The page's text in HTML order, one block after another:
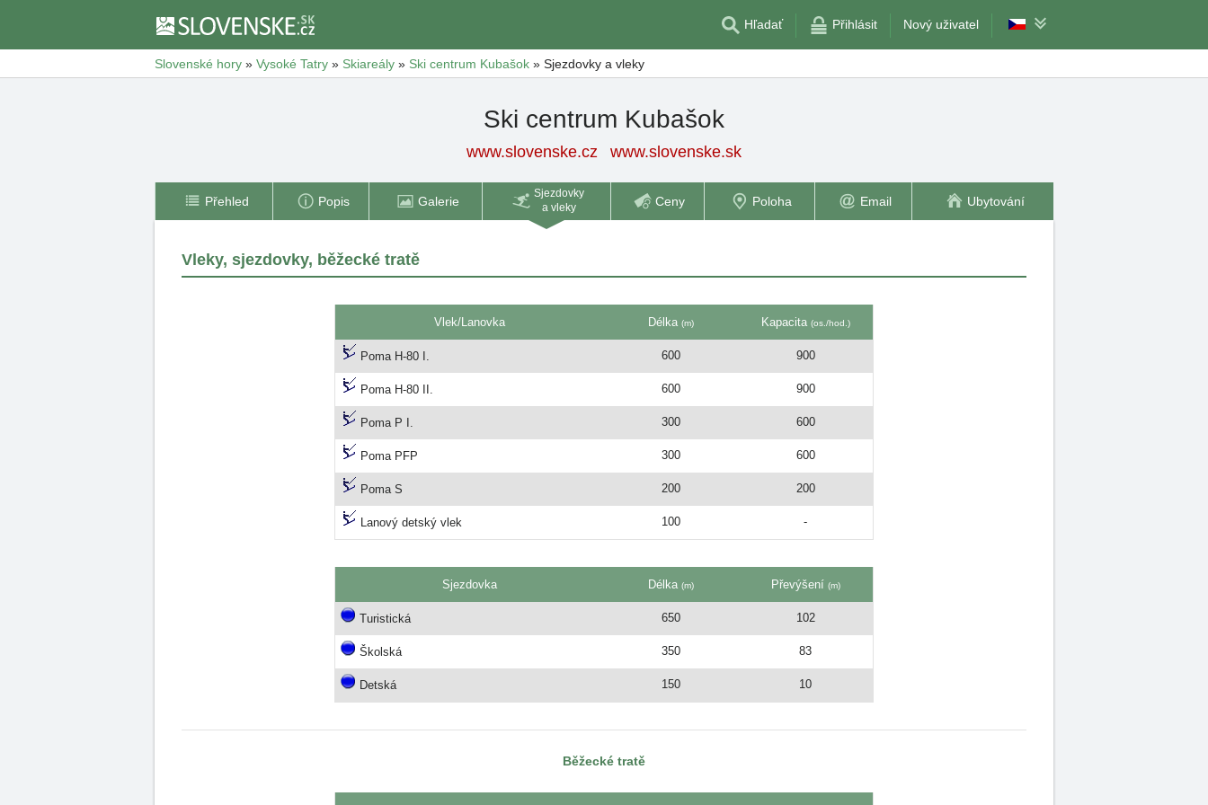
Hľadať Přihlásit Nový uživatel
Slovenské hory » Vysoké Tatry » Skiareály » Ski centrum Kubašok » Sjezdovky a vleky
Ski centrum Kubašok
www.slovenske.cz www.slovenske.sk
Přehled Popis Galerie
Sjezdovky
a vleky
Ceny Poloha Email Ubytování
Vleky, sjezdovky, běžecké tratě
Vlek/Lanovka Délka(m) Kapacita (os./hod.)
Poma H-80 I. 600 900
Poma H-80 II. 600 900
Poma P I. 300 600
Poma PFP 300 600
Poma S 200 200
Lanový detský vlek 100 -
Sjezdovka Délka(m) Převýšení (m)
Turistická 650 102
Školská 350 83
Detská 150 10
Běžecké tratě